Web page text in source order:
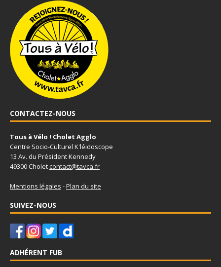
CONTACTEZ-NOUS
Tous à Vélo ! Cholet Agglo
Centre Socio-Culturel K'léidoscope
13 Av. du Président Kennedy
49300 Choletcontact@tavca.fr
Mentions légales -Plan du site
SUIVEZ-NOUS
ADHÉRENT FUB